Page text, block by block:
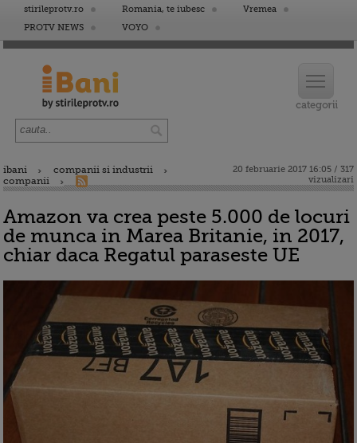
stirileprotv.ro Romania, te iubesc
Vremea
PROTV NEWS
VOYO
ibani
companii si industrii
companii
20 februarie 2017 16:05 / 317
vizualizari
Amazon va crea peste 5.000 de locuri
de munca in Marea Britanie, in 2017,
chiar daca Regatul paraseste UE